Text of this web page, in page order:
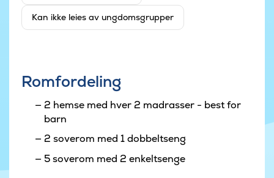
Kan ikke leies av ungdomsgrupper
Romfordeling
2 hemse med hver 2 madrasser - best for
barn
2 soverom med 1 dobbeltseng
5 soverom med 2 enkeltsenge